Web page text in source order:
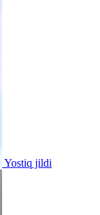
Yostiq jildi